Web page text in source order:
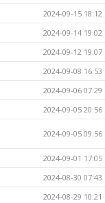
2024-09-15 18:12
2024-09-14 19:02
2024-09-12 19:07
2024-09-08 16:53
2024-09-06 07:29
2024-09-05 20:56
2024-09-05 09:56
2024-09-01 17:05
2024-08-30 07:43
2024-08-29 10:21